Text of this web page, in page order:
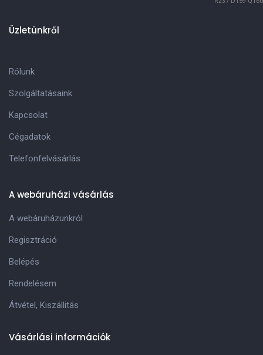
Üzletünkről
Rólunk
Szolgáltatásaink
Kapcsolat
Cégadatok
Telefonfelvásárlás
A webáruházi vásárlás
A webáruházunkról
Regisztráció
Belépés
Rendelésem
Átvétel, Kiszállitás
Vásárlási információk